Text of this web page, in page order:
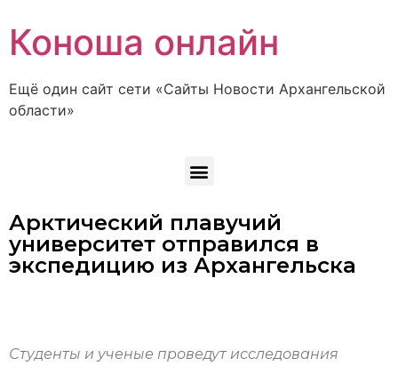
Коноша онлайн
Ещё один сайт сети «Сайты Новости Архангельской
области»
Арктический плавучий
университет отправился в
экспедицию из Архангельска
Студенты и ученые проведут исследования